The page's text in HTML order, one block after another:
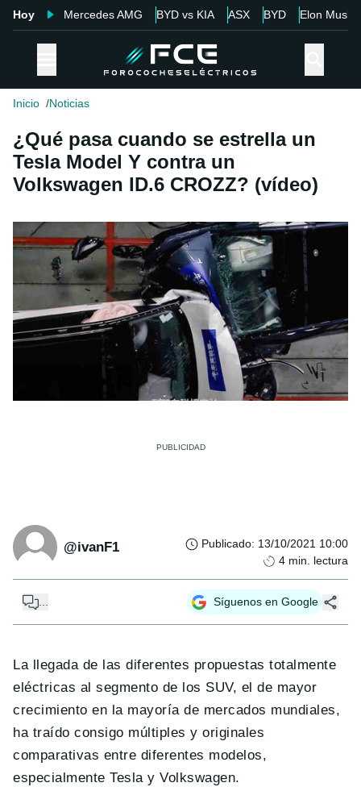
Hoy Mercedes AMG BYD vs KIA ASX BYD Elon Musk
Inicio Noticias
¿Qué pasa cuando se estrella un
Tesla Model Y contra un
Volkswagen ID.6 CROZZ? (vídeo)
@ivanF1 Publicado: 13/10/2021 10:00
4 min. lectura
Síguenos en Google
La llegada de las diferentes propuestas totalmente
eléctricas al segmento de los SUV, el de mayor
crecimiento en la mayoría de mercados mundiales,
ha traído consigo múltiples y originales
comparativas entre diferentes modelos,
especialmente Tesla y Volkswagen.